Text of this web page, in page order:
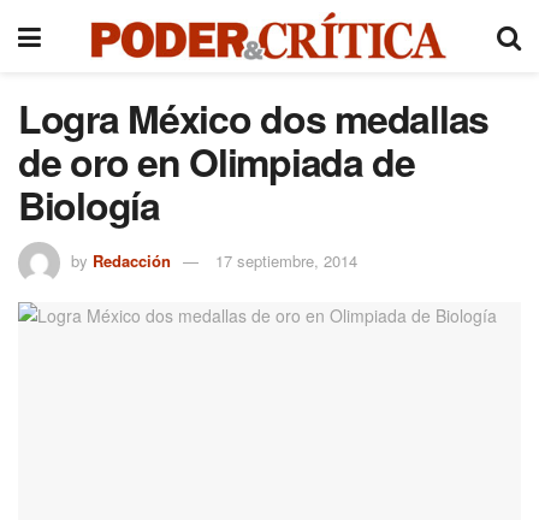
Logra México dos medallas
de oro en Olimpiada de
Biología
by Redacción 17 septiembre, 2014